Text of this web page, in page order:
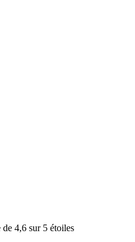
4,6 sur 5 étoiles